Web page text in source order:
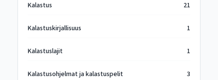
Kalastus 21
Kalastuskirjallisuus 1
Kalastuslajit 1
Kalastusohjelmat ja kalastuspelit 3